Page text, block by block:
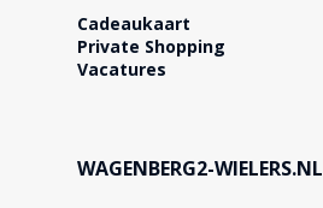
Cadeaukaart
Private Shopping
Vacatures
WAGENBERG2-WIELERS.NL